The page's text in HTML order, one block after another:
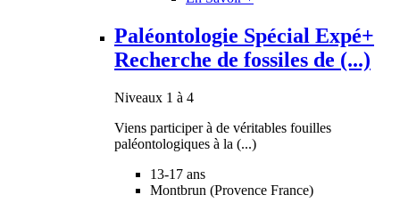
Paléontologie Spécial Expé+
Recherche de fossiles de (...)
Niveaux 1 à 4
Viens participer à de véritables fouilles
paléontologiques à la (...)
13-17 ans
Montbrun (Provence France)